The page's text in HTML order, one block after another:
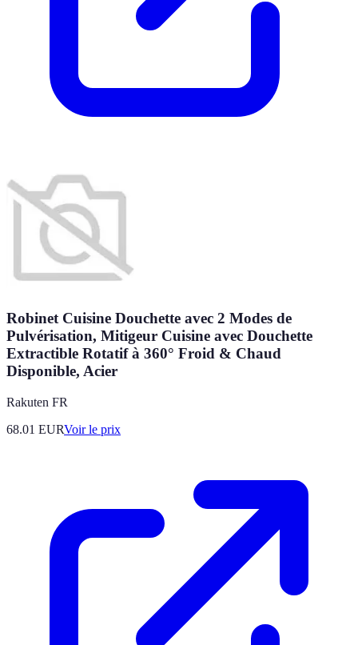
Robinet Cuisine Douchette avec 2 Modes de
Pulvérisation, Mitigeur Cuisine avec Douchette
Extractible Rotatif à 360° Froid & Chaud
Disponible, Acier
Rakuten FR
68.01 EURVoir le prix